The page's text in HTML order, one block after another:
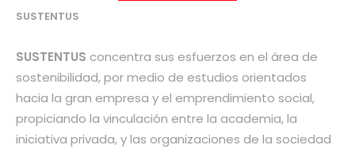
SUSTENTUS
SUSTENTUS concentra sus esfuerzos en el área de
sostenibilidad, por medio de estudios orientados
hacia la gran empresa y el emprendimiento social,
propiciando la vinculación entre la academia, la
iniciativa privada, y las organizaciones de la sociedad